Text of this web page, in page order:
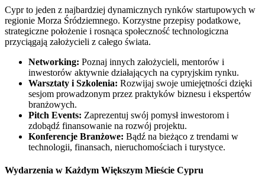
Cypr to jeden z najbardziej dynamicznych rynków startupowych w
regionie Morza Śródziemnego. Korzystne przepisy podatkowe,
strategiczne położenie i rosnąca społeczność technologiczna
przyciągają założycieli z całego świata.
Networking: Poznaj innych założycieli, mentorów i
inwestorów aktywnie działających na cypryjskim rynku.
Warsztaty i Szkolenia: Rozwijaj swoje umiejętności dzięki
sesjom prowadzonym przez praktyków biznesu i ekspertów
branżowych.
Pitch Events: Zaprezentuj swój pomysł inwestorom i
zdobądź finansowanie na rozwój projektu.
Konferencje Branżowe: Bądź na bieżąco z trendami w
technologii, finansach, nieruchomościach i turystyce.
Wydarzenia w Każdym Większym Mieście Cypru